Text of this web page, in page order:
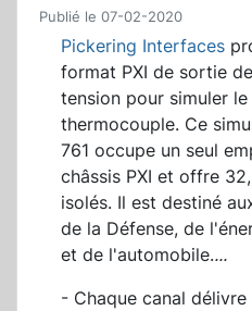
Publié le 07-02-2020
Pickering Interfaces
format PXI de sortie
tension pour simuler
thermocouple. Ce
761 occupe un seul
châssis PXI et offre
isolés. Il est destiné
de la Défense, de
et de l'automobile....
- Chaque canal